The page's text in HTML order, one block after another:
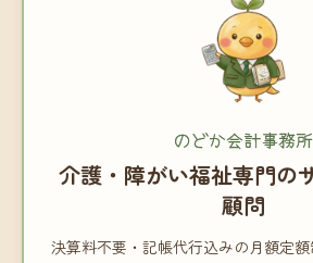
のどか会計事務所
介護・障がい福祉専門の
顧問
決算料不要・記帳代行込みの月額定